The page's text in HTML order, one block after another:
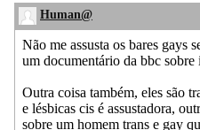
Human@
Não me assusta os bares gays
um documentário da bbc sobre
Outra coisa também, eles são
e lésbicas cis é assustadora,
sobre um homem trans e gay